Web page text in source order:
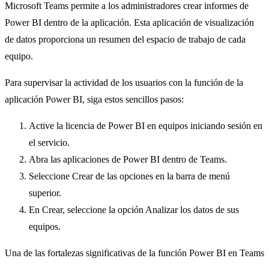
Microsoft Teams permite a los administradores crear informes de
Power BI dentro de la aplicación. Esta aplicación de visualización
de datos proporciona un resumen del espacio de trabajo de cada
equipo.
Para supervisar la actividad de los usuarios con la función de la
aplicación Power BI, siga estos sencillos pasos:
Active la licencia de Power BI en equipos iniciando sesión en
el servicio.
Abra las aplicaciones de Power BI dentro de Teams.
Seleccione Crear de las opciones en la barra de menú
superior.
En Crear, seleccione la opción Analizar los datos de sus
equipos.
Una de las fortalezas significativas de la función Power BI en Teams